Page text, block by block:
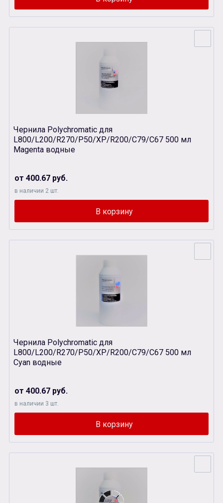
Чернила Polychromatic для
L800/L200/R270/P50/XР/R200/C79/C67 500 мл
Magenta водные
от 400.67 руб.
в наличии 2 шт.
Чернила Polychromatic для
L800/L200/R270/P50/XР/R200/C79/C67 500 мл
Cyan водные
от 400.67 руб.
в наличии 3 шт.